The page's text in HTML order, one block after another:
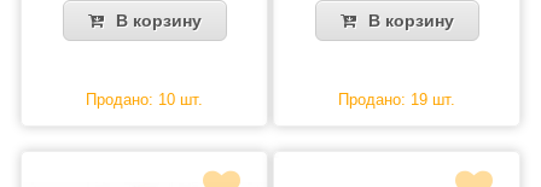
В корзину
Продано: 10 шт.
В корзину
Продано: 19 шт.